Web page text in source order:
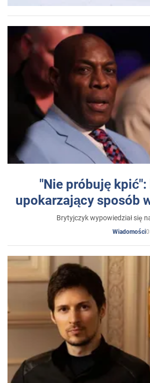
"Nie próbuję
upokarzający sposób
Brytyjczyk wypowiedział się
Wiadomości